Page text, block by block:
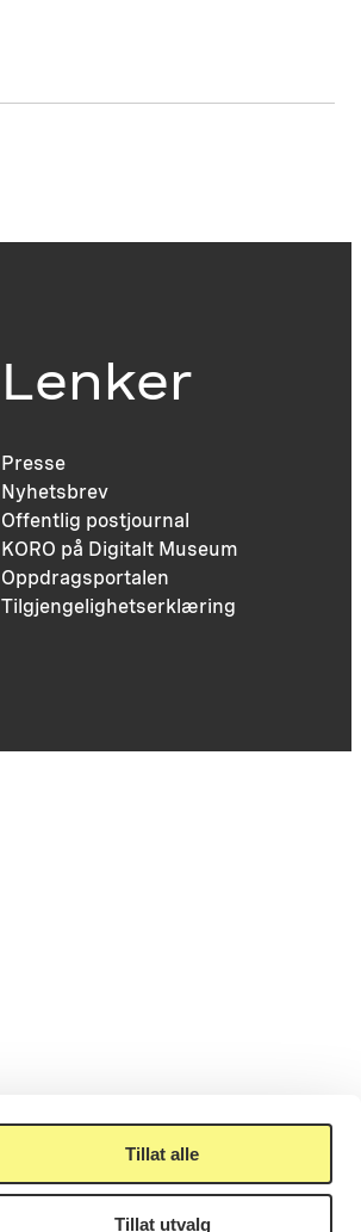
Tillat alle
Tillat utvalg
Lenker
Presse
Nyhetsbrev
Offentlig postjournal
KORO på Digitalt Museum
Oppdragsportalen
Tilgjengelighetserklæring